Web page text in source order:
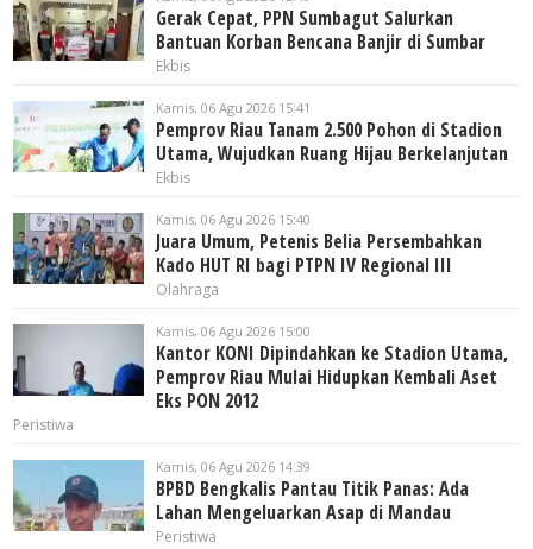
Gerak Cepat, PPN Sumbagut Salurkan
Bantuan Korban Bencana Banjir di Sumbar
Ekbis
Kamis, 06 Agu 2026 15:41
Pemprov Riau Tanam 2.500 Pohon di Stadion
Utama, Wujudkan Ruang Hijau Berkelanjutan
Ekbis
Kamis, 06 Agu 2026 15:40
Juara Umum, Petenis Belia Persembahkan
Kado HUT RI bagi PTPN IV Regional III
Olahraga
Kamis, 06 Agu 2026 15:00
Kantor KONI Dipindahkan ke Stadion Utama,
Pemprov Riau Mulai Hidupkan Kembali Aset
Eks PON 2012
Peristiwa
Kamis, 06 Agu 2026 14:39
BPBD Bengkalis Pantau Titik Panas: Ada
Lahan Mengeluarkan Asap di Mandau
Peristiwa